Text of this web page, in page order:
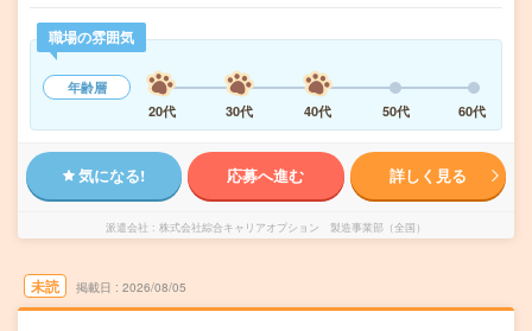
職場の雰囲気
年齢層
20代
30代 40代 50代 60代
気になる! 応募へ進む 詳しく見る
派遣会社 株式会社綜合キャリアオプション 製造事業部（全国）
未読 掲載日 2026/08/05